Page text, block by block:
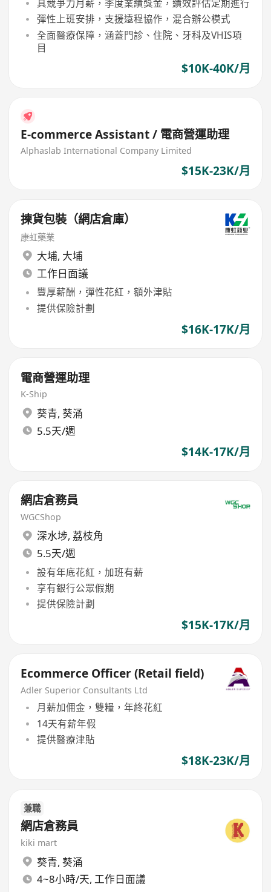
具競爭力月薪，季度業績獎金，績效評估定期進行
彈性上班安排，支援遠程協作，混合辦公模式
全面醫療保障，涵蓋門診、住院、牙科及VHIS項
目
$10K-40K/月
E-commerce Assistant / 電商營運助理
Alphaslab International Company Limited
$15K-23K/月
揀貨包裝（網店倉庫）
康虹藥業
大埔, 大埔
工作日面議
豐厚薪酬，彈性花紅，額外津貼
提供保險計劃
$16K-17K/月
電商營運助理
K-Ship
葵青, 葵涌
5.5天/週
$14K-17K/月
網店倉務員
WGCShop
深水埗, 荔枝角
5.5天/週
設有年底花紅，加班有薪
享有銀行公眾假期
提供保險計劃
$15K-17K/月
Ecommerce Officer (Retail field)
Adler Superior Consultants Ltd
月薪加佣金，雙糧，年終花紅
14天有薪年假
提供醫療津貼
$18K-23K/月
兼職
網店倉務員
kiki mart
葵青, 葵涌
4~8小時/天, 工作日面議